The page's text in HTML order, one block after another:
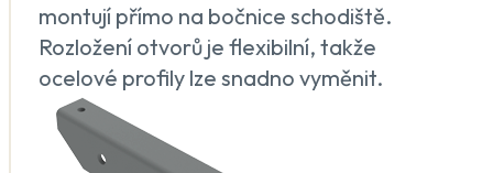
montují přímo na bočnice schodiště.
Rozložení otvorů je flexibilní, takže
ocelové profily lze snadno vyměnit.